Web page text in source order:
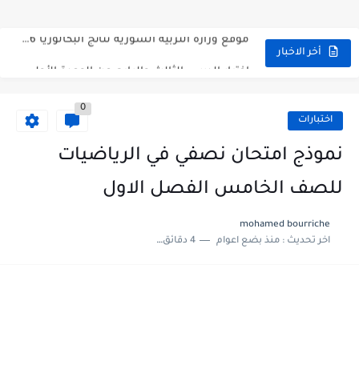
أخر الاخبار
سلم تصحيح مادة اللغة العربية لشهادة التعليم الاساسي والاعدادية الشرعية...
حل أسئلة الكيمياء بكالوريا علمي دورة 2026
اختبارات
0
نموذج امتحان نصفي في الرياضيات
للصف الخامس الفصل الاول
mohamed bourriche
اخر تحديث :منذ بضع اعوام 4 دقائق للقراءة